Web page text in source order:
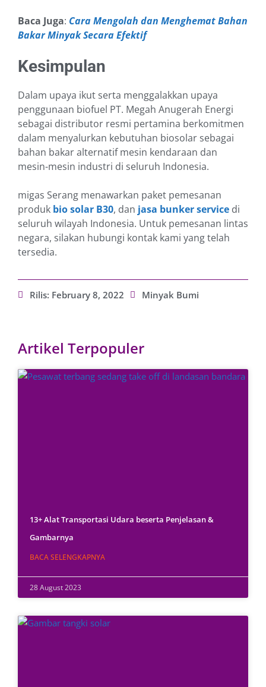
Baca Juga: Cara Mengolah dan Menghemat Bahan
Bakar Minyak Secara Efektif
Kesimpulan
Dalam upaya ikut serta menggalakkan upaya
penggunaan biofuel PT. Megah Anugerah Energi
sebagai distributor resmi pertamina berkomitmen
dalam menyalurkan kebutuhan biosolar sebagai
bahan bakar alternatif mesin kendaraan dan
mesin-mesin industri di seluruh Indonesia.
migas Serang menawarkan paket pemesanan
produk bio solar B30, dan jasa bunker service di
seluruh wilayah Indonesia. Untuk pemesanan lintas
negara, silakan hubungi kontak kami yang telah
tersedia.
Rilis: February 8, 2022 Minyak Bumi
Artikel Terpopuler
13+ Alat Transportasi Udara beserta Penjelasan &
Gambarnya
BACA SELENGKAPNYA
28 August 2023